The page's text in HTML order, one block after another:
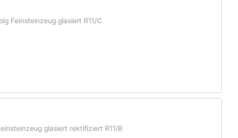
Feinsteinzeug glasiert R11/C
glasiert rektifiziert R11/B